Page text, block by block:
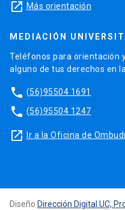
launch Más orientación
MEDIACIÓN
Teléfonos para orientación
alguno de tus derechos en
phone (56)95504 1691
phone (56)95504 1247
launch Ir a la Oficina de
Diseño Dirección Digital UC,